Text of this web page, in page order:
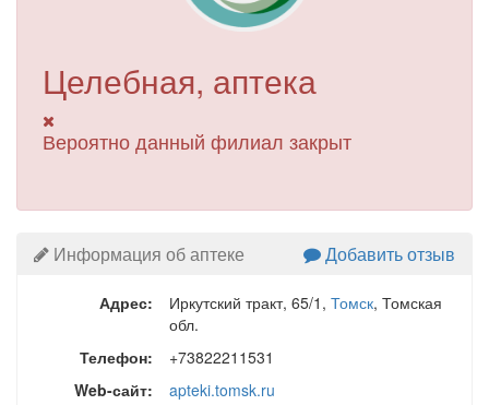
Целебная, аптека
Вероятно данный филиал закрыт
Информация об аптеке Добавить отзыв
Адрес: Иркутский тракт, 65/1 , Томск, Томская
обл.
Телефон:
+73822211531
Web-сайт:
apteki.tomsk.ru